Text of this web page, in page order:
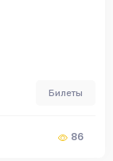
Билеты
86